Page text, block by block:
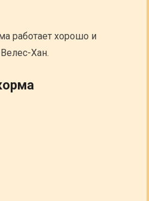
работает хорошо и
Хан.